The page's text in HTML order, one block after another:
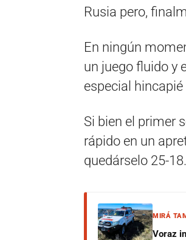
Rusia pero,
En ningún
un juego fluido y
especial
Si bien el primer
rápido en un
quedárselo 25-18.
MIRÁ
Voraz